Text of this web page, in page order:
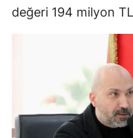
değeri 194 milyon